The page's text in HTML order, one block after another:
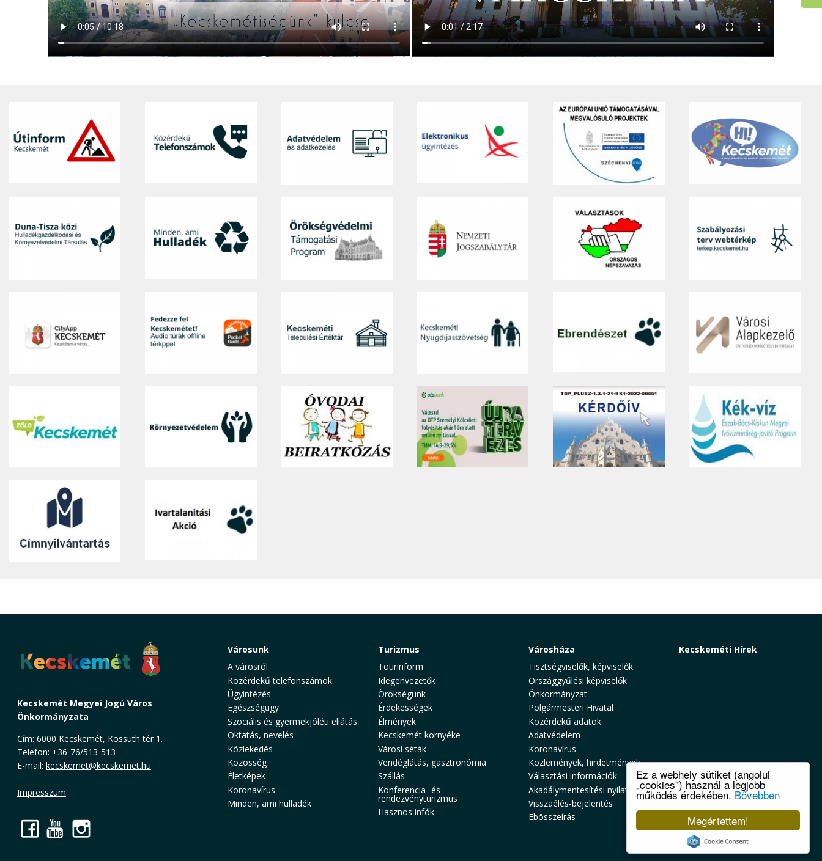
Megértettem!
Ez a webhely sütiket (angolul
„cookies”) használ a legjobb
működés érdekében. Bővebben
Cookie Consent plugin for the EU cookie law
Kecskemét Megyei Jogú Város
Önkormányzata
Cím: 6000 Kecskemét, Kossuth tér 1.
Telefon: +36-76/513-513
E-mail: kecskemet@kecskemet.hu
Impresszum
Facebook
YouTube
Városunk
A városról
Közérdekű telefonszámok
Ügyintézés
Egészségügy
Szociális és gyermekjóléti ellátás
Oktatás, nevelés
Közlekedés
Közösség
Életképek
Koronavírus
Minden, ami hulladék
Turizmus
Tourinform
Idegenvezetők
Örökségünk
Érdekességek
Élmények
Kecskemét környéke
Városi séták
Vendéglátás, gasztronómia
Szállás
Konferencia- és
rendezvényturizmus
Hasznos infók
Városháza
Tisztségviselők, képviselők
Országgyűlési képviselők
Önkormányzat
Polgármesteri Hivatal
Közérdekű adatok
Adatvédelem
Koronavírus
Közlemények, hirdetmények
Választási információk
Akadálymentesítési nyilatkozat
Visszaélés-bejelentés
Ebösszeírás
Kecskeméti Hírek